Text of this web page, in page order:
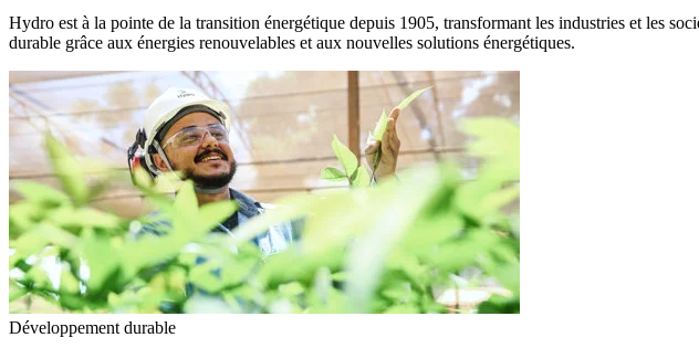
Hydro est à la pointe de la transition énergétique depuis 1905, transformant les industries et les
durable grâce aux énergies renouvelables et aux nouvelles solutions énergétiques.
Développement durable